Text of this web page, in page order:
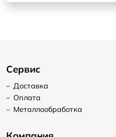
Сервис
– Доставка
– Оплата
– Металлообработка